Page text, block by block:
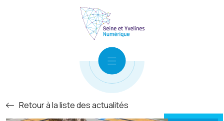
Retour à la liste des actualités